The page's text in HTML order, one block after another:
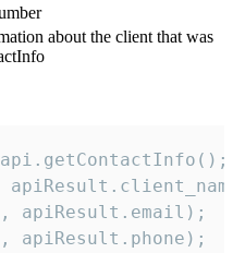
about the client that was
apiResult.email);
apiResult.phone);